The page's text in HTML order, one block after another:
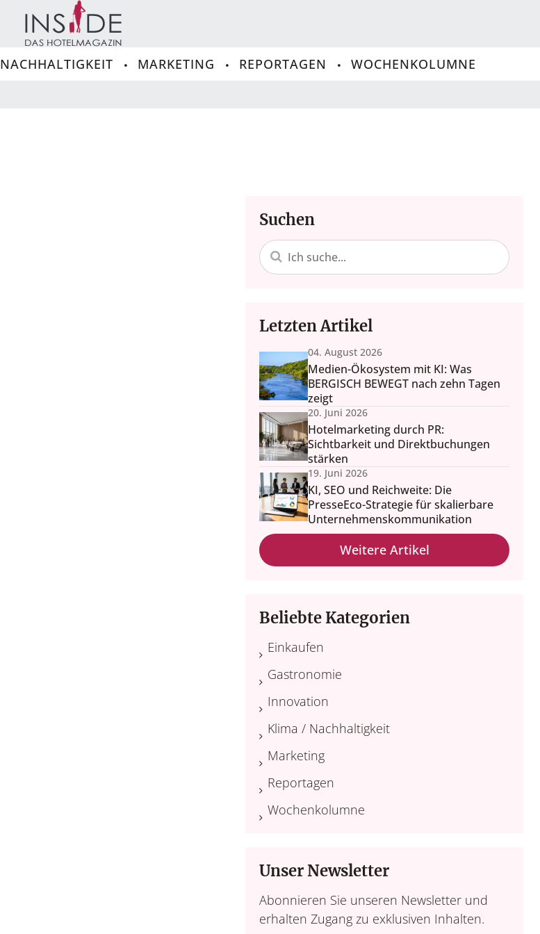
NACHHALTIGKEIT MARKETING REPORTAGEN WOCHENKOLUMNE
Suchen
Letzten Artikel
04. August 2026
Medien-Ökosystem mit KI: Was
BERGISCH BEWEGT nach zehn Tagen
zeigt
20. Juni 2026
Hotelmarketing durch PR:
Sichtbarkeit und Direktbuchungen
stärken
19. Juni 2026
KI, SEO und Reichweite: Die
PresseEco-Strategie für skalierbare
Unternehmenskommunikation
Weitere Artikel
Beliebte Kategorien
Einkaufen
Gastronomie
Innovation
Klima / Nachhaltigkeit
Marketing
Reportagen
Wochenkolumne
Unser Newsletter
Abonnieren Sie unseren Newsletter und
erhalten Zugang zu exklusiven Inhalten.